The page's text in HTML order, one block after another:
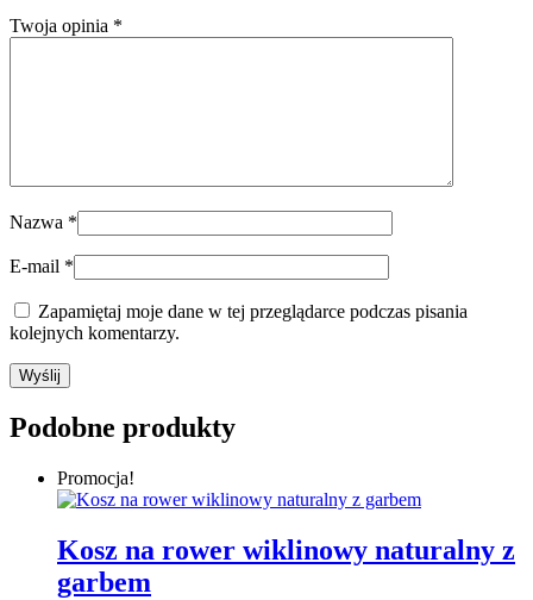
Twoja opinia *
Nazwa *
E-mail *
Zapamiętaj moje dane w tej przeglądarce podczas pisania
kolejnych komentarzy.
Podobne produkty
Promocja!
Kosz na rower wiklinowy naturalny z
garbem